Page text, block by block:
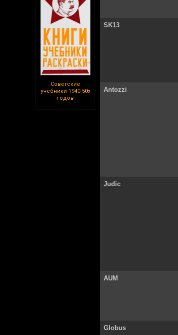
Советские
учебники 1940-50х
годов
SK13
Antozzi
Judic
AUM
Globus